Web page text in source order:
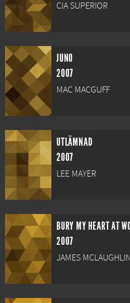
CIA SUPERIOR
JUNO
2007
MAC MACGUFF
UTLÄMNAD
2007
LEE MAYER
BURY MY HEART AT
2007
JAMES MCLAUGHLIN